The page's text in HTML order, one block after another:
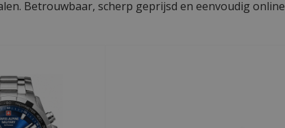
Betrouwbaar, scherp geprijsd en eenvoudig online